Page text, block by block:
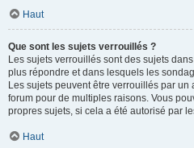
Haut
Que sont les sujets verrouillés ?
Les sujets verrouillés sont des sujets
plus répondre et dans lesquels les
Les sujets peuvent être verrouillés par
forum pour de multiples raisons. Vous
propres sujets, si cela a été autorisé par
Haut